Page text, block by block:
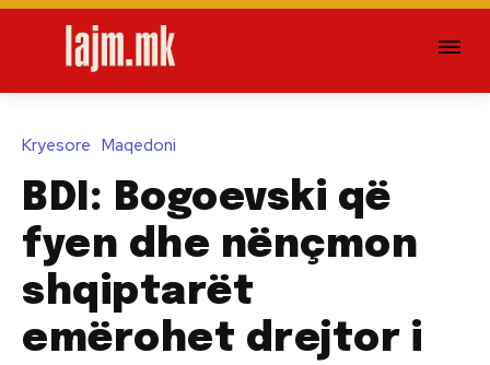
Kryesore Maqedoni
BDI: Bogoevski që
fyen dhe nënçmon
shqiptarët
emërohet drejtor i